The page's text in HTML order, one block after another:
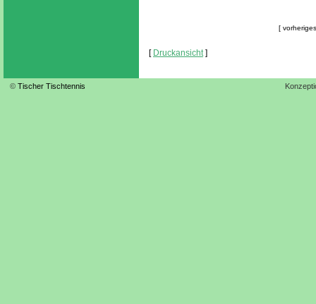
[
[ Druckansicht]
© Tischer Tischtennis